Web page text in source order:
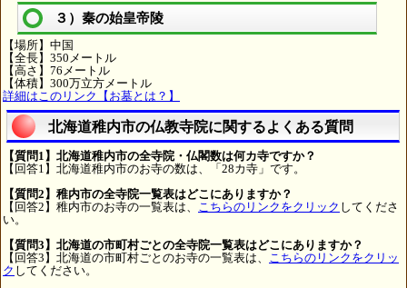
３）秦の始皇帝陵
【場所】中国
【全長】350メートル
【高さ】76メートル
【体積】300万立方メートル
詳細はこのリンク【お墓とは？】
北海道稚内市の仏教寺院に関するよくある質問
【質問1】北海道稚内市の全寺院・仏閣数は何カ寺ですか？
【回答1】北海道稚内市のお寺の数は、「28カ寺」です。
【質問2】稚内市の全寺院一覧表はどこにありますか？
【回答2】稚内市のお寺の一覧表は、 こちらのリンクをクリック してくださ
い。
【質問3】北海道の市町村ごとの全寺院一覧表はどこにありますか？
【回答3】北海道の市町村ごとのお寺の一覧表は、 こちらのリンクをクリッ
ク してください。